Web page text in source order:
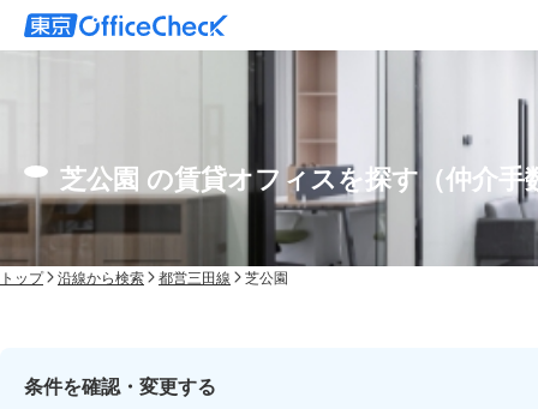
芝公園 の賃貸オフィスを探す（仲介手
トップ 沿線から検索 都営三田線 芝公園
条件を確認・変更する